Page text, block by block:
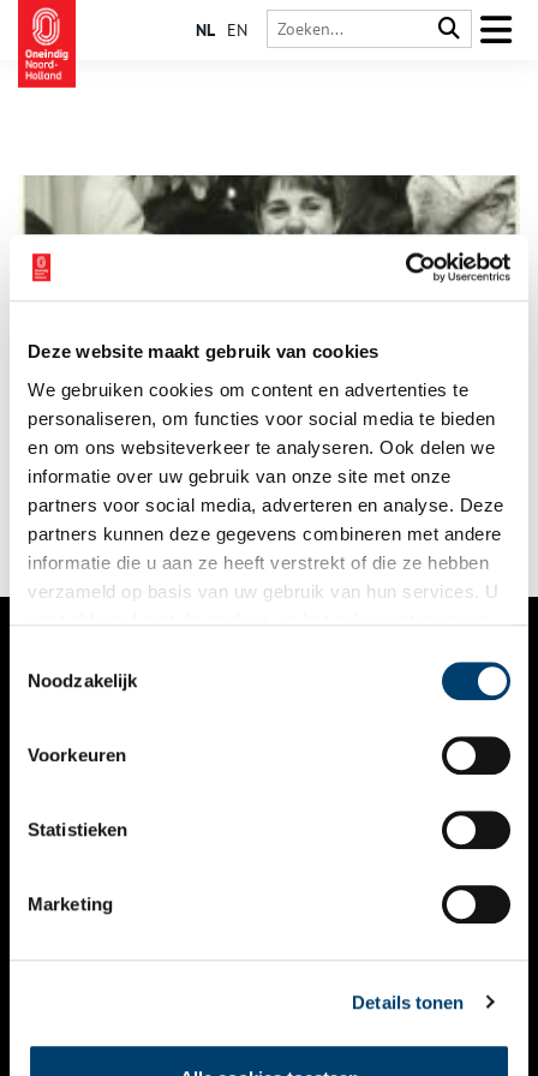
Deze website maakt gebruik van cookies
We gebruiken cookies om content en advertenties te
personaliseren, om functies voor social media te bieden
en om ons websiteverkeer te analyseren. Ook delen we
informatie over uw gebruik van onze site met onze
partners voor social media, adverteren en analyse. Deze
partners kunnen deze gegevens combineren met andere
informatie die u aan ze heeft verstrekt of die ze hebben
verzameld op basis van uw gebruik van hun services. U
Noodzakelijk
Voorkeuren
Statistieken
Marketing
Details tonen
NL EN
Kennemerland kan bogen op een uitzonderlijk rijke
sportgeschiedenis. De regio kent opvallend veel bijzondere
sportevenementen. Om de twee jaar vindt de populaire
Honkbalweek plaats in het speciaal gebouwde Pim Mulier
stadion. Pim Mulier was één van de grootste sporthelden uit
Kennemerland, samen met grote sporters als Klaas Pander, Jaap
Eden en Yvonne van Gennip: dé helden van Haarlem.
VERHALEN
KALENDER
THEMA’S
VIDEO’S
CONTACT